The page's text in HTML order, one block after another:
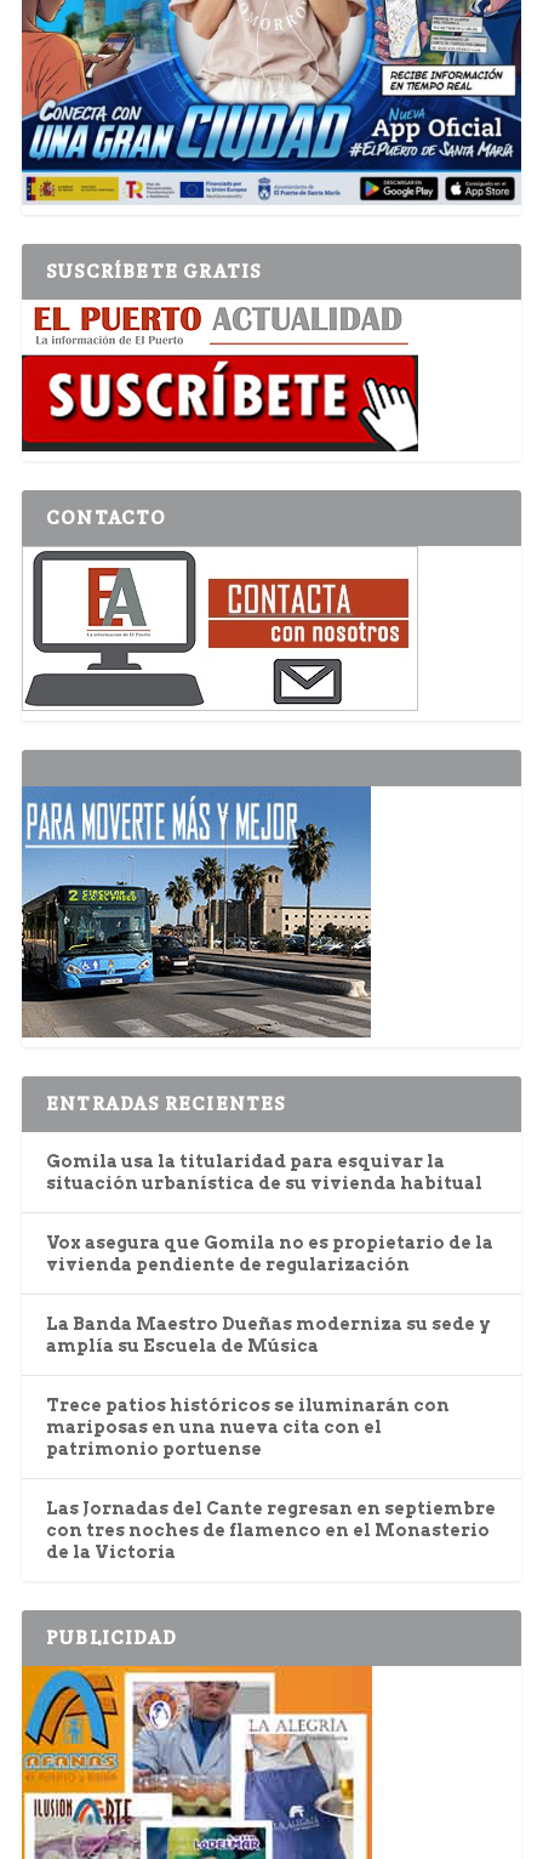
SUSCRÍBETE GRATIS
CONTACTO
ENTRADAS RECIENTES
Gomila usa la titularidad para esquivar la
situación urbanística de su vivienda habitual
Vox asegura que Gomila no es propietario de la
vivienda pendiente de regularización
La Banda Maestro Dueñas moderniza su sede y
amplía su Escuela de Música
Trece patios históricos se iluminarán con
mariposas en una nueva cita con el
patrimonio portuense
Las Jornadas del Cante regresan en septiembre
con tres noches de flamenco en el Monasterio
de la Victoria
PUBLICIDAD